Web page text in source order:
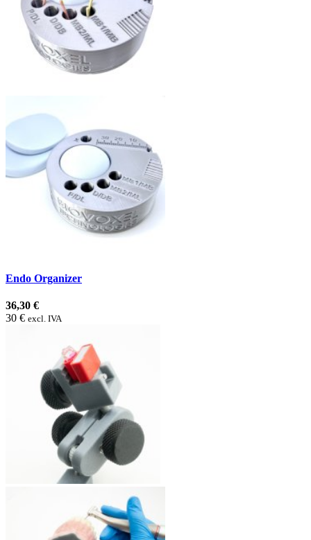
Endo Organizer
36,30 €
30 € excl. IVA